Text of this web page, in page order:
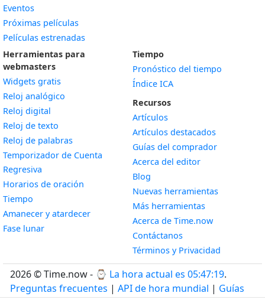
Eventos
Próximas películas
Películas estrenadas
Herramientas para
webmasters
Widgets gratis
Reloj analógico
Reloj digital
Reloj de texto
Reloj de palabras
Temporizador de Cuenta
Regresiva
Horarios de oración
Tiempo
Amanecer y atardecerWidget
Fase lunarWidget
Tiempo
Pronóstico del tiempo
Índice ICA
Recursos
Artículos
Artículos destacados
Guías del comprador
Acerca del editor
Blog
Nuevas herramientas
Más herramientas
Acerca de Time.now
Contáctanos
Términos y Privacidad
2026 © Time.now - ⌚ La hora actual es 05:47:20.
Preguntas frecuentes | API de hora mundial | Guías